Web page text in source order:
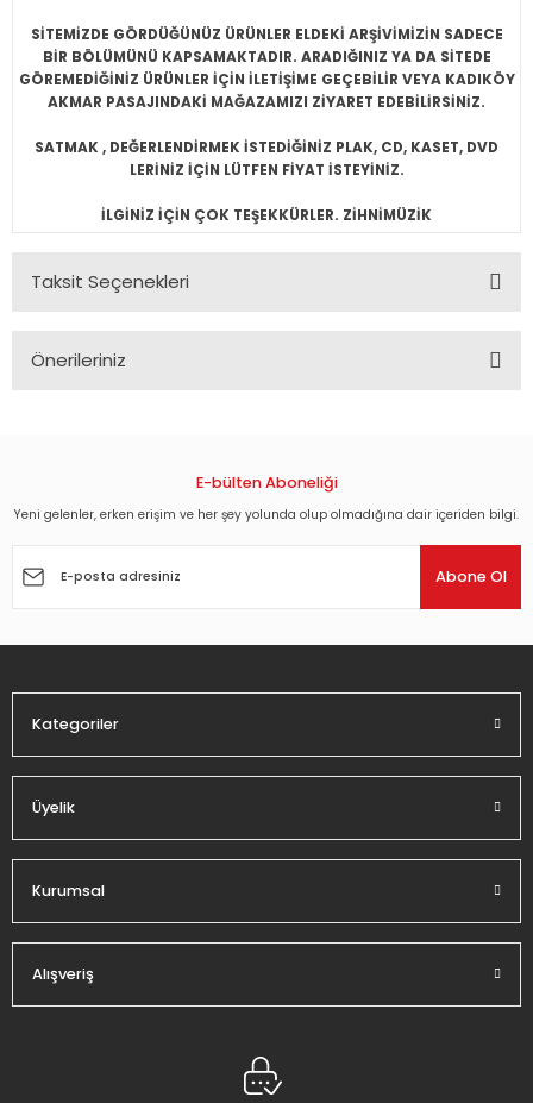
SİTEMİZDE GÖRDÜĞÜNÜZ ÜRÜNLER ELDEKİ ARŞİVİMİZİN SADECE
BİR BÖLÜMÜNÜ KAPSAMAKTADIR. ARADIĞINIZ YA DA SİTEDE
GÖREMEDİĞİNİZ ÜRÜNLER İÇİN İLETİŞİME GEÇEBİLİR VEYA KADIKÖY
AKMAR PASAJINDAKİ MAĞAZAMIZI ZİYARET EDEBİLİRSİNİZ.
SATMAK , DEĞERLENDİRMEK İSTEDİĞİNİZ PLAK, CD, KASET, DVD
LERİNİZ İÇİN LÜTFEN FİYAT İSTEYİNİZ.
İLGİNİZ İÇİN ÇOK TEŞEKKÜRLER. ZİHNİMÜZİK
Taksit Seçenekleri
Önerileriniz
Görüş ve önerileriniz için teşekkür ederiz.
Ürün açıklamasında eksik bilgiler bulunuyor.
E-bülten Aboneliği
Yeni gelenler, erken erişim ve her şey yolunda olup olmadığına dair içeriden bilgi.
Abone Ol
Kategoriler
Üyelik
Kurumsal
Alışveriş